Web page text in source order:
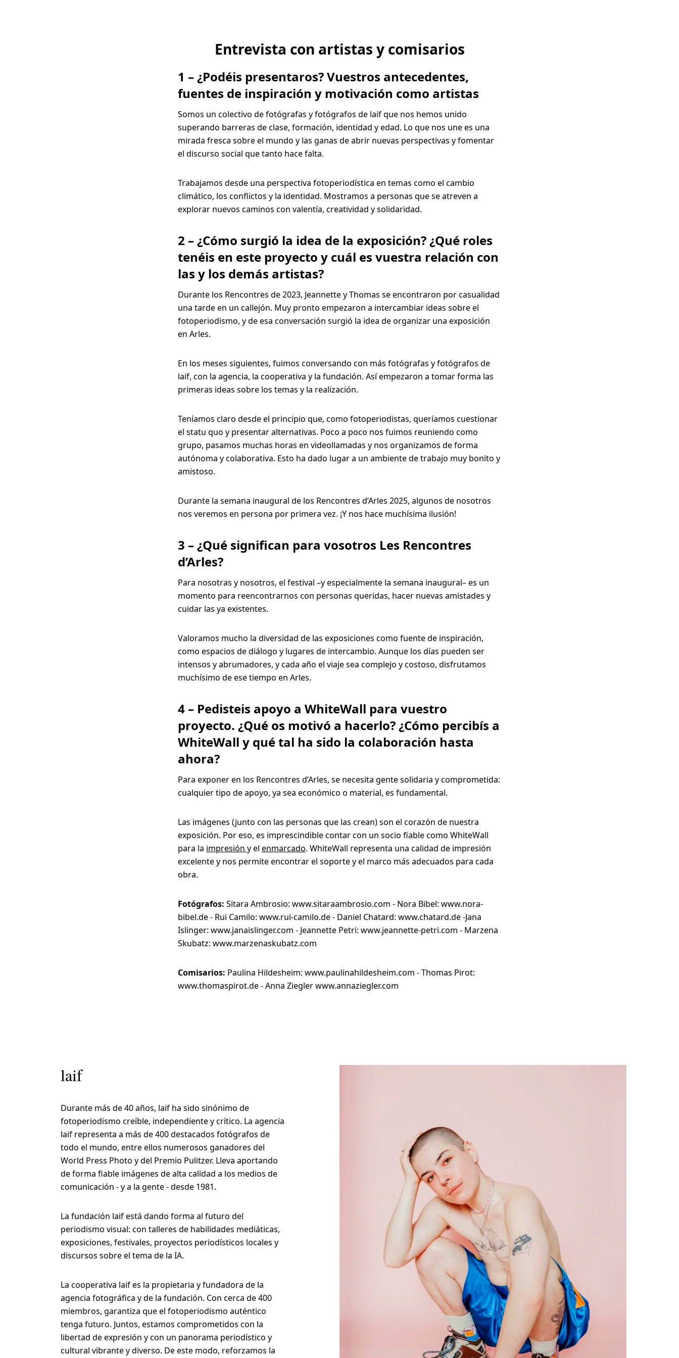
Entrevista con artistas y comisarios
1 – ¿Podéis presentaros? Vuestros antecedentes,
fuentes de inspiración y motivación como artistas
Somos un colectivo de fotógrafas y fotógrafos de laif que nos hemos unido
superando barreras de clase, formación, identidad y edad. Lo que nos une es una
mirada fresca sobre el mundo y las ganas de abrir nuevas perspectivas y fomentar
el discurso social que tanto hace falta.
Trabajamos desde una perspectiva fotoperiodística en temas como el cambio
climático, los conflictos y la identidad. Mostramos a personas que se atreven a
explorar nuevos caminos con valentía, creatividad y solidaridad.
2 – ¿Cómo surgió la idea de la exposición? ¿Qué roles
tenéis en este proyecto y cuál es vuestra relación con
las y los demás artistas?
Durante los Rencontres de 2023, Jeannette y Thomas se encontraron por casualidad
una tarde en un callejón. Muy pronto empezaron a intercambiar ideas sobre el
fotoperiodismo, y de esa conversación surgió la idea de organizar una exposición
en Arles.
En los meses siguientes, fuimos conversando con más fotógrafas y fotógrafos de
laif, con la agencia, la cooperativa y la fundación. Así empezaron a tomar forma las
primeras ideas sobre los temas y la realización.
Teníamos claro desde el principio que, como fotoperiodistas, queríamos cuestionar
el statu quo y presentar alternativas. Poco a poco nos fuimos reuniendo como
grupo, pasamos muchas horas en videollamadas y nos organizamos de forma
autónoma y colaborativa. Esto ha dado lugar a un ambiente de trabajo muy bonito y
amistoso.
Durante la semana inaugural de los Rencontres d’Arles 2025, algunos de nosotros
nos veremos en persona por primera vez. ¡Y nos hace muchísima ilusión!
3 – ¿Qué significan para vosotros Les Rencontres
d’Arles?
Para nosotras y nosotros, el festival –y especialmente la semana inaugural– es un
momento para reencontrarnos con personas queridas, hacer nuevas amistades y
cuidar las ya existentes.
Valoramos mucho la diversidad de las exposiciones como fuente de inspiración,
como espacios de diálogo y lugares de intercambio. Aunque los días pueden ser
intensos y abrumadores, y cada año el viaje sea complejo y costoso, disfrutamos
muchísimo de ese tiempo en Arles.
4 – Pedisteis apoyo a WhiteWall para vuestro
proyecto. ¿Qué os motivó a hacerlo? ¿Cómo percibís a
WhiteWall y qué tal ha sido la colaboración hasta
ahora?
Para exponer en los Rencontres d’Arles, se necesita gente solidaria y comprometida:
cualquier tipo de apoyo, ya sea económico o material, es fundamental.
Las imágenes (junto con las personas que las crean) son el corazón de nuestra
exposición. Por eso, es imprescindible contar con un socio fiable como WhiteWall
para la impresión y el enmarcado. WhiteWall representa una calidad de impresión
excelente y nos permite encontrar el soporte y el marco más adecuados para cada
obra.
Fotógrafos: Sitara Ambrosio: www.sitaraambrosio.com - Nora Bibel: www.nora-
bibel.de - Rui Camilo: www.rui-camilo.de - Daniel Chatard: www.chatard.de -Jana
Islinger: www.janaislinger.com - Jeannette Petri: www.jeannette-petri.com - Marzena
Skubatz: www.marzenaskubatz.com
Comisarios: Paulina Hildesheim: www.paulinahildesheim.com - Thomas Pirot:
www.thomaspirot.de - Anna Ziegler www.annaziegler.com
laif
Durante más de 40 años, laif ha sido sinónimo de
fotoperiodismo creíble, independiente y crítico. La agencia
laif representa a más de 400 destacados fotógrafos de
todo el mundo, entre ellos numerosos ganadores del
World Press Photo y del Premio Pulitzer. Lleva aportando
de forma fiable imágenes de alta calidad a los medios de
comunicación - y a la gente - desde 1981.
La fundación laif está dando forma al futuro del
periodismo visual: con talleres de habilidades mediáticas,
exposiciones, festivales, proyectos periodísticos locales y
discursos sobre el tema de la IA.
La cooperativa laif es la propietaria y fundadora de la
agencia fotográfica y de la fundación. Con cerca de 400
miembros, garantiza que el fotoperiodismo auténtico
tenga futuro. Juntos, estamos comprometidos con la
libertad de expresión y con un panorama periodístico y
cultural vibrante y diverso. De este modo, reforzamos la